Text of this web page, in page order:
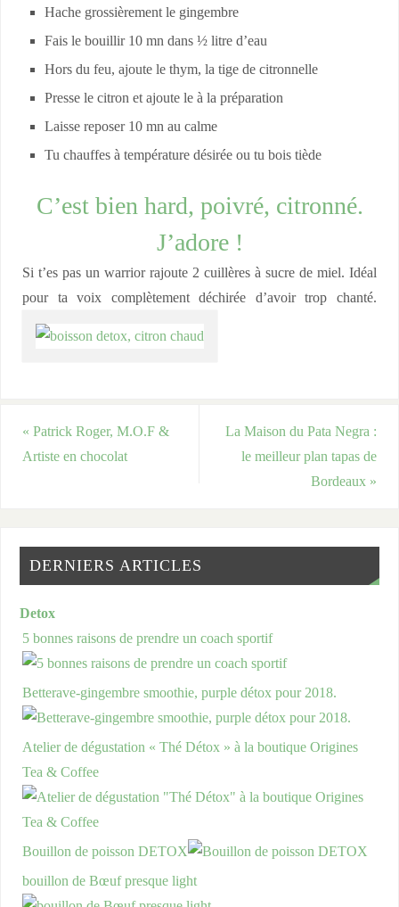
Hache grossièrement le gingembre
Fais le bouillir 10 mn dans ½ litre d’eau
Hors du feu, ajoute le thym, la tige de citronnelle
Presse le citron et ajoute le à la préparation
Laisse reposer 10 mn au calme
Tu chauffes à température désirée ou tu bois tiède
C’est bien hard, poivré, citronné.
J’adore !
Si t’es pas un warrior rajoute 2 cuillères à sucre de miel. Idéal
pour ta voix complètement déchirée d’avoir trop chanté.
« Patrick Roger, M.O.F &
Artiste en chocolat
La Maison du Pata Negra :
le meilleur plan tapas de
Bordeaux »
DERNIERS ARTICLES
Detox
5 bonnes raisons de prendre un coach sportif
Betterave-gingembre smoothie, purple détox pour 2018.
Atelier de dégustation « Thé Détox » à la boutique Origines
Tea & Coffee
Bouillon de poisson DETOX
bouillon de Bœuf presque light